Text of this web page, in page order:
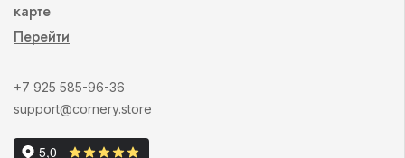
карте
Перейти
+7 925 585-96-36
support@cornery.store